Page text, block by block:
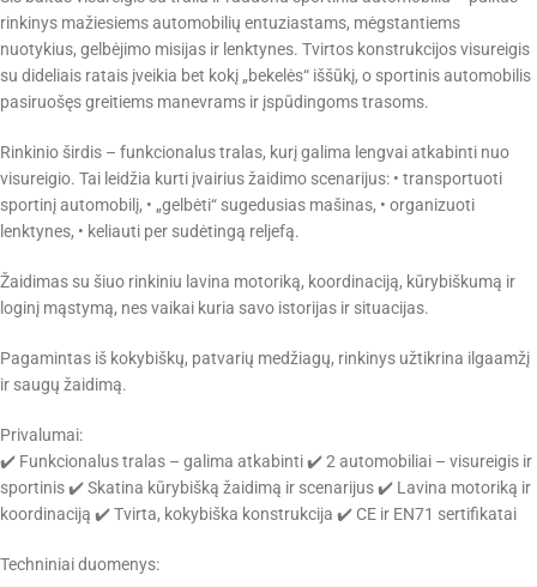
rinkinys mažiesiems automobilių entuziastams, mėgstantiems
nuotykius, gelbėjimo misijas ir lenktynes. Tvirtos konstrukcijos visureigis
su dideliais ratais įveikia bet kokį „bekelės“ iššūkį, o sportinis automobilis
pasiruošęs greitiems manevrams ir įspūdingoms trasoms.
Rinkinio širdis – funkcionalus tralas, kurį galima lengvai atkabinti nuo
visureigio. Tai leidžia kurti įvairius žaidimo scenarijus: • transportuoti
sportinį automobilį, • „gelbėti“ sugedusias mašinas, • organizuoti
lenktynes, • keliauti per sudėtingą reljefą.
Žaidimas su šiuo rinkiniu lavina motoriką, koordinaciją, kūrybiškumą ir
loginį mąstymą, nes vaikai kuria savo istorijas ir situacijas.
Pagamintas iš kokybiškų, patvarių medžiagų, rinkinys užtikrina ilgaamžį
ir saugų žaidimą.
Privalumai:
✔️ Funkcionalus tralas – galima atkabinti ✔️ 2 automobiliai – visureigis ir
sportinis ✔️ Skatina kūrybišką žaidimą ir scenarijus ✔️ Lavina motoriką ir
koordinaciją ✔️ Tvirta, kokybiška konstrukcija ✔️ CE ir EN71 sertifikatai
Techniniai duomenys: